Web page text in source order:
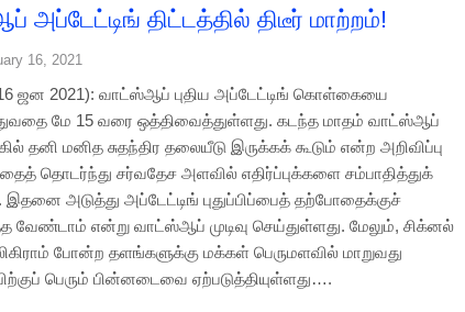
அப்டேட்டிங் திட்டத்தில் திடீர் மாற்றம்!
16, 2021
ஜன 2021): வாட்ஸ்ஆப் புதிய அப்டேட்டிங் கொள்கையை
மே 15 வரை ஒத்திவைத்துள்ளது. கடந்த மாதம் வாட்ஸ்ஆப்
தனி மனித சுதந்திர தலையீடு இருக்கக் கூடும் என்ற அறிவிப்பு
தொடர்ந்து சர்வதேச அளவில் எதிர்ப்புக்களை சம்பாதித்துக்
அடுத்து அப்டேட்டிங் புதுப்பிப்பைத் தற்போதைக்குச்
வேண்டாம் என்று வாட்ஸ்ஆப் முடிவு செய்துள்ளது. மேலும், சிக்னல்
போன்ற தளங்களுக்கு மக்கள் பெருமளவில் மாறுவது
பெரும் பின்னடைவை ஏற்படுத்தியுள்ளது….